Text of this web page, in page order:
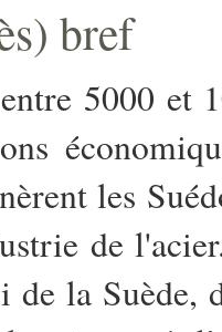
bref
5000 et
les
de
de la